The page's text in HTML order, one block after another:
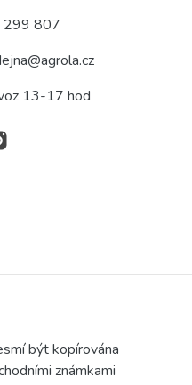
807
13-17 hod
být kopírována
známkami